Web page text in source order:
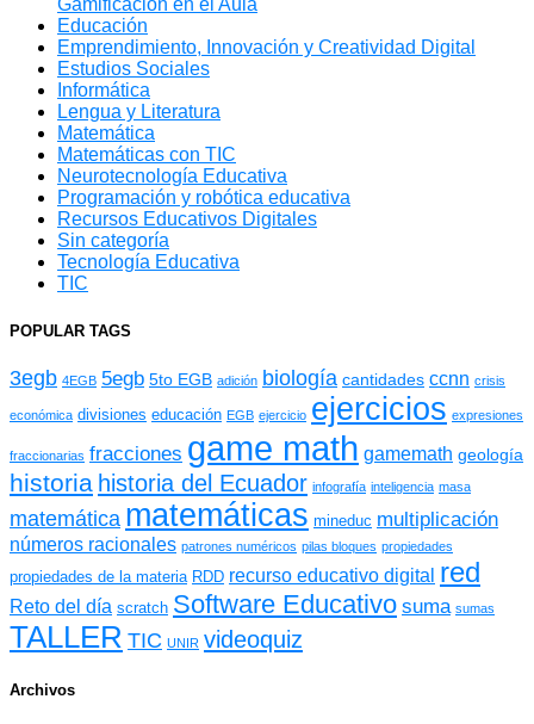
Gamificación en el Aula
Educación
Emprendimiento, Innovación y Creatividad Digital
Estudios Sociales
Informática
Lengua y Literatura
Matemática
Matemáticas con TIC
Neurotecnología Educativa
Programación y robótica educativa
Recursos Educativos Digitales
Sin categoría
Tecnología Educativa
TIC
POPULAR TAGS
3egb 4EGB 5egb 5to EGB adición biología cantidades ccnn crisis
económica divisiones educación EGB ejercicio ejercicios expresiones
fraccionarias fracciones game math gamemath geología
historia historia del Ecuador infografía inteligencia masa
matemática matemáticas mineduc multiplicación
números racionales patrones numéricos pilas bloques propiedades
propiedades de la materia RDD recurso educativo digital red
Reto del día scratch Software Educativo suma sumas
TALLER TIC UNIR videoquiz
Archivos